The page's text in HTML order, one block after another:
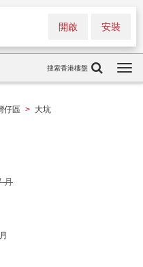
安裝
開啟
搜索香港樓盤
仔區 > 大坑
月